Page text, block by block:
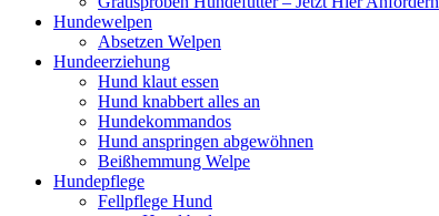
Hundewelpen
Absetzen Welpen
Hundeerziehung
Hund klaut essen
Hund knabbert alles an
Hundekommandos
Hund anspringen abgewöhnen
Beißhemmung Welpe
Hundepflege
Fellpflege Hund